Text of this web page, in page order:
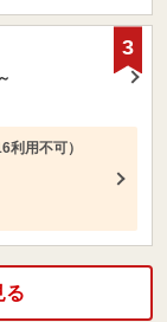
利用不可）
3
る